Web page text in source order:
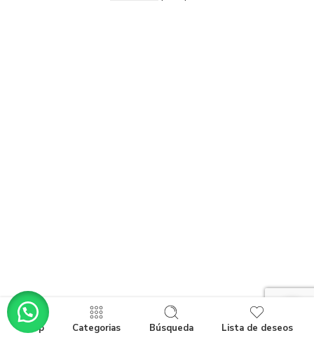
Shop Categorias Búsqueda Lista de deseos